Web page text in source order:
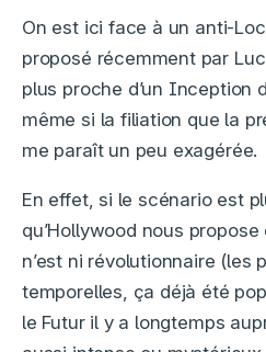
On est ici face à un anti-
proposé récemment par
plus proche d’un Inception
même si la filiation que la
me paraît un peu exagérée.
En effet, si le scénario est
qu’Hollywood nous
n’est ni révolutionnaire (les
temporelles, ça déjà été
le Futur il y a longtemps